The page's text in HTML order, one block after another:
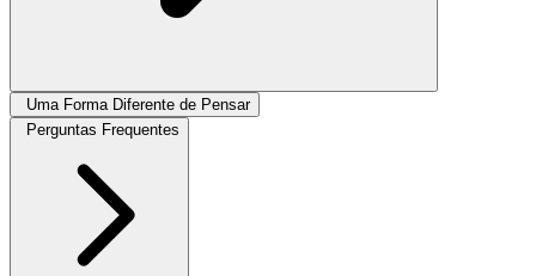
Uma Forma Diferente de Pensar
Perguntas Frequentes